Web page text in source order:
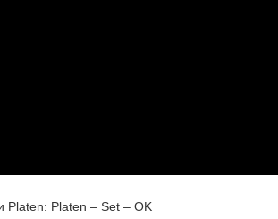
Platen: Platen – Set – OK